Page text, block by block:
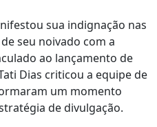
sua indignação nas
seu noivado com a
ao lançamento de
Dias criticou a equipe de
um momento
de divulgação.